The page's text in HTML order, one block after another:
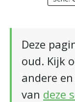
Deze
oud. Kijk
andere
van deze